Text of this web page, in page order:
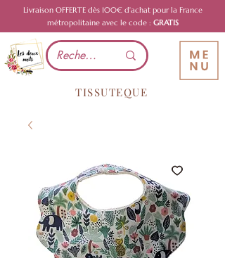
Livraison OFFERTE dès 100€ d'achat pour la France
métropolitaine avec le code : GRATIS
TISSUTEQUE